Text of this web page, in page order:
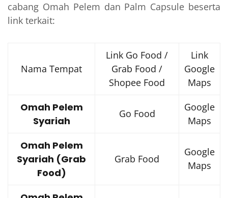
cabang Omah Pelem dan Palm Capsule beserta
link terkait:
Nama Tempat
Link Go Food /
Grab Food /
Shopee Food
Link
Google
Maps
Omah Pelem
Syariah
Go Food
Google
Maps
Omah Pelem
Syariah (Grab
Food)
Grab Food
Google
Maps